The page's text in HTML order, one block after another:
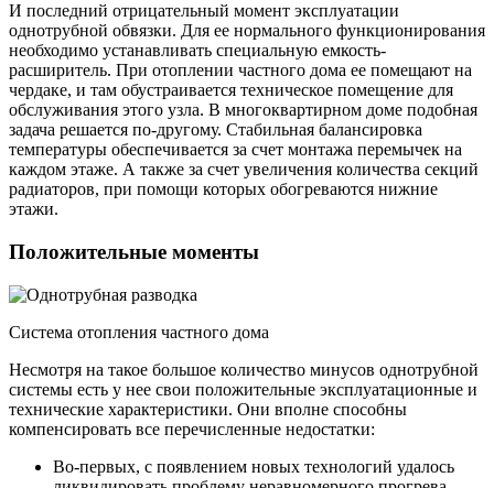
И последний отрицательный момент эксплуатации
однотрубной обвязки. Для ее нормального функционирования
необходимо устанавливать специальную емкость-
расширитель. При отоплении частного дома ее помещают на
чердаке, и там обустраивается техническое помещение для
обслуживания этого узла. В многоквартирном доме подобная
задача решается по-другому. Стабильная балансировка
температуры обеспечивается за счет монтажа перемычек на
каждом этаже. А также за счет увеличения количества секций
радиаторов, при помощи которых обогреваются нижние
этажи.
Положительные моменты
Система отопления частного дома
Несмотря на такое большое количество минусов однотрубной
системы есть у нее свои положительные эксплуатационные и
технические характеристики. Они вполне способны
компенсировать все перечисленные недостатки:
Во-первых, с появлением новых технологий удалось